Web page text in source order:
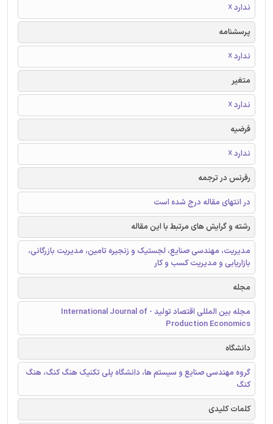
ندارد ☓
پرسشنامه
ندارد ☓
متغیر
ندارد ☓
فرضیه
ندارد ☓
رفرنس در ترجمه
در انتهای مقاله درج شده است
رشته و گرایش های مرتبط با این مقاله
مدیریت، مهندسی صنایع، لجستیک و زنجیره تامین، مدیریت بازرگانی،
بازاریابی و مدیریت کسب و کار
مجله
مجله بین المللی اقتصاد تولید - International Journal of
Production Economics
دانشگاه
گروه مهندسی صنایع و سیستم ها، دانشگاه پلی تکنیک هنگ کنگ، هنگ
کنگ
کلمات کلیدی